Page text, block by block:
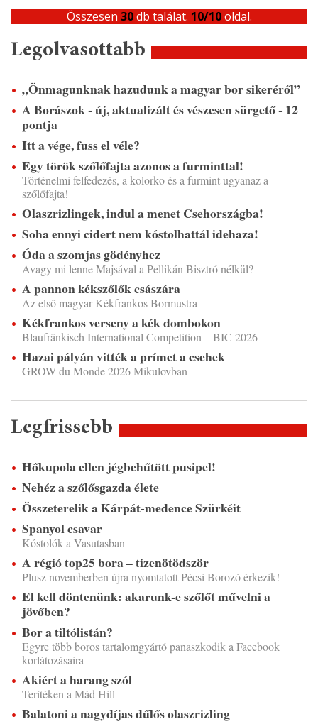
Összesen 30db találat. 10/10oldal.
Legolvasottabb
„Önmagunknak hazudunk a magyar bor sikeréről”
A Borászok - új, aktualizált és vészesen sürgető - 12
pontja
Itt a vége, fuss el véle?
Egy török szőlőfajta azonos a furminttal!
Történelmi felfedezés, a kolorko és a furmint ugyanaz a
szőlőfajta!
Olaszrizlingek, indul a menet Csehországba!
Soha ennyi cidert nem kóstolhattál idehaza!
Óda a szomjas gödényhez
Avagy mi lenne Majsával a Pellikán Bisztró nélkül?
A pannon kékszőlők császára
Az első magyar Kékfrankos Bormustra
Kékfrankos verseny a kék dombokon
Blaufränkisch International Competition – BIC 2026
Hazai pályán vitték a prímet a csehek
GROW du Monde 2026 Mikulovban
Legfrissebb
Hőkupola ellen jégbehűtött pusipel!
Nehéz a szőlősgazda élete
Összeterelik a Kárpát-medence Szürkéit
Spanyol csavar
Kóstolók a Vasutasban
A régió top25 bora – tizenötödször
Plusz novemberben újra nyomtatott Pécsi Borozó érkezik!
El kell döntenünk: akarunk-e szőlőt művelni a
jövőben?
Bor a tiltólistán?
Egyre több boros tartalomgyártó panaszkodik a Facebook
korlátozásaira
Akiért a harang szól
Terítéken a Mád Hill
Balatoni a nagydíjas dűlős olaszrizling